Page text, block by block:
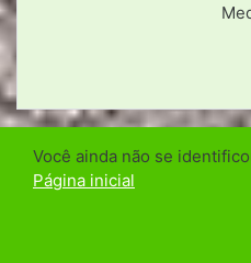
Você ainda não se
Página inicial